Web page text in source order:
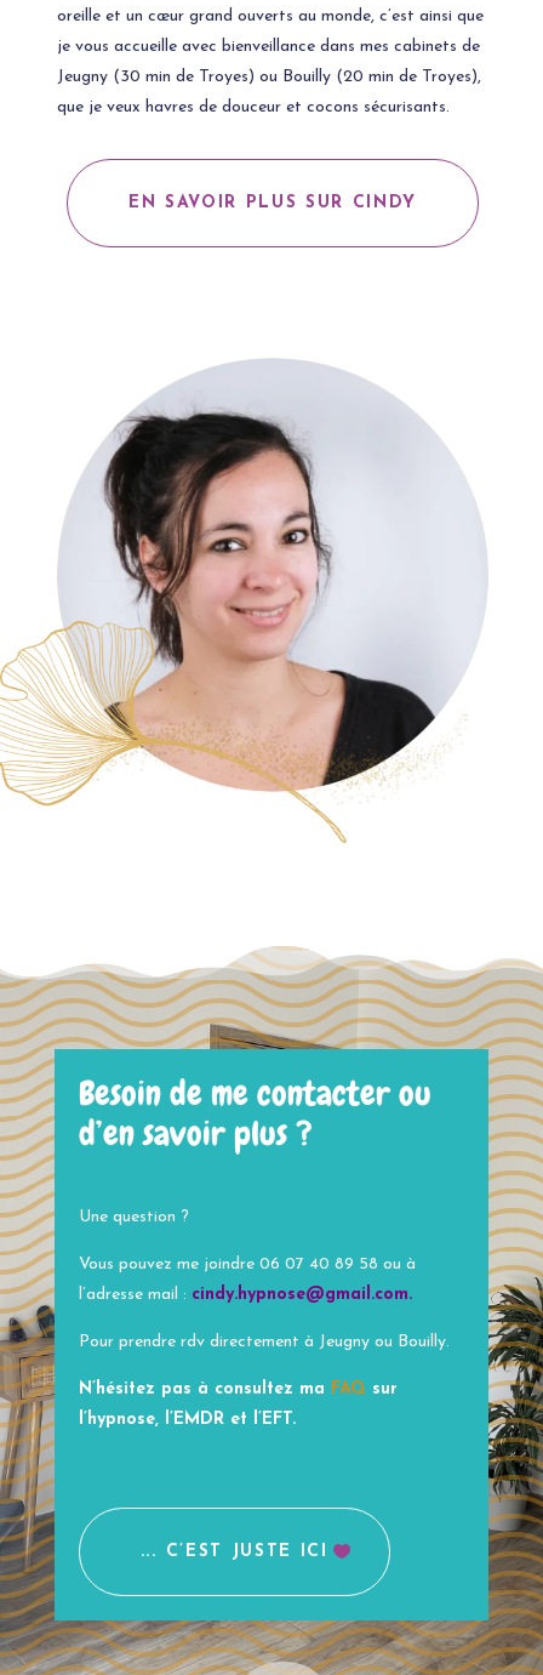
oreille et un cœur grand ouverts au monde, c’est ainsi que
je vous accueille avec bienveillance dans mes cabinets de
Jeugny (30 min de Troyes) ou Bouilly (20 min de Troyes),
que je veux havres de douceur et cocons sécurisants.
EN SAVOIR PLUS SUR CINDY
Besoin de me contacter ou
d’en savoir plus ?
Une question ?
Vous pouvez me joindre 06 07 40 89 58 ou à
l’adresse mail : cindy.hypnose@gmail.com.
Pour prendre rdv directement à Jeugny ou Bouilly.
N’hésitez pas à consultez ma FAQ sur
l’hypnose, l’EMDR et l’EFT.
... C’EST JUSTE ICI